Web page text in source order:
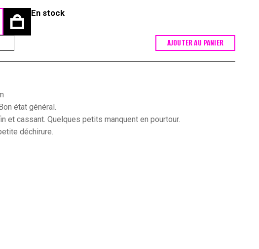
En stock
AJOUTER AU PANIER
état général.
et cassant. Quelques petits manquent en pourtour.
déchirure.